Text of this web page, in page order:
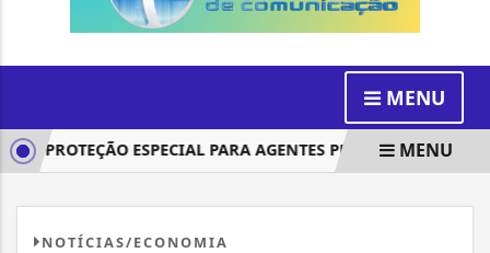
MENU
PROTEÇÃO ESPECIAL PARA AGENTES PÚBLICOS MENU
NOTÍCIAS/ECONOMIA